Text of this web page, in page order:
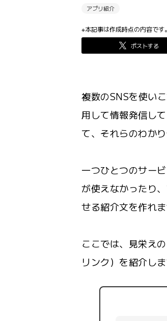
アプリ紹介
※本記事は作成時点の内容です。
ポストする
複数のSNSを使い
用して情報発信し
て、それらのわか
一つひとつのサー
が使えなかったり
せる紹介文を作れま
ここでは、見栄え
リンク）を紹介しま